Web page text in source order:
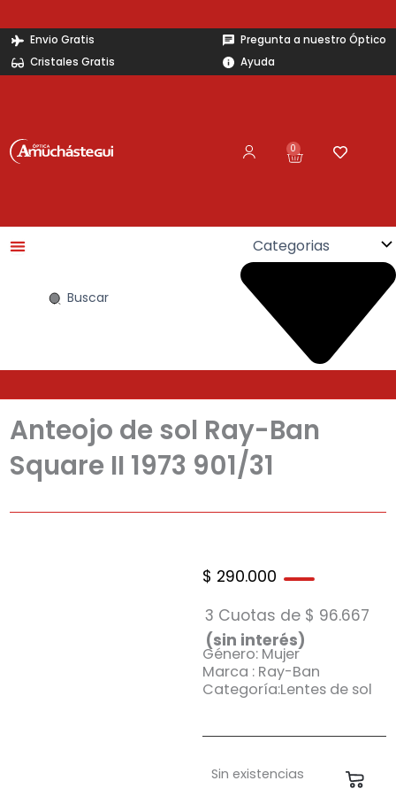
al
contenido
Envio Gratis
Cristales Gratis
Pregunta a nuestro Óptico
Ayuda
0
Carrito
Search
Anteojo de sol Ray-Ban
Square II 1973 901/31
$ 290.000
3 Cuotas de $ 96.667
(sin interés)
Género: Mujer
Marca : Ray-Ban
Categoría:Lentes de sol
Sin existencias